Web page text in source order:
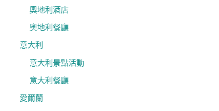
奧地利酒店
奧地利餐廳
意大利
意大利景點活動
意大利餐廳
愛爾蘭